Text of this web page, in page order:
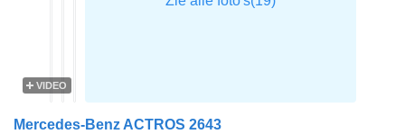
VIDEO
Mercedes-Benz ACTROS 2643